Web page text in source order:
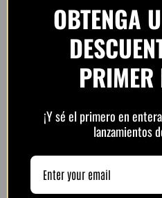
Opiniones
PlayFutbol
4.8 / 5
opiniones
“Camiseta mejor de lo
tardó unos días pero
Volveré a comprar
OBTENGA
PRIMER
¡Y sé el primero en
lanzamientos